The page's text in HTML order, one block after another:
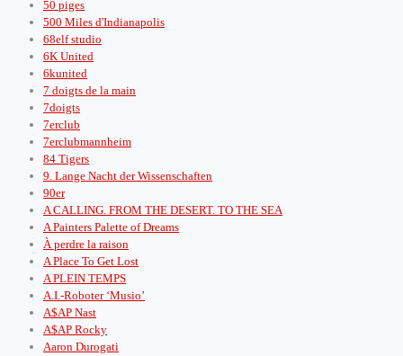
50 piges
500 Miles d'Indianapolis
68elf studio
6K United
6kunited
7 doigts de la main
7doigts
7erclub
7erclubmannheim
84 Tigers
9. Lange Nacht der Wissenschaften
90er
A CALLING. FROM THE DESERT. TO THE SEA
A Painters Palette of Dreams
À perdre la raison
A Place To Get Lost
A PLEIN TEMPS
A.I.-Roboter ‘Musio’
A$AP Nast
A$AP Rocky
Aaron Durogati